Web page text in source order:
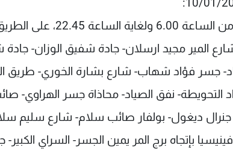
منع وقوف السيارات
المير مجيد ارسلان- جادة شفيق الوزان- جادة
جسر فؤاد شهاب- شارع بشارة الخوري- طريق
نفق الصياد- محاذاة جسر الهراوي- صائب
ديغول- بولفار صائب سلام- شارع سليم
بإتجاه برج المر يمين الجسر- السراي